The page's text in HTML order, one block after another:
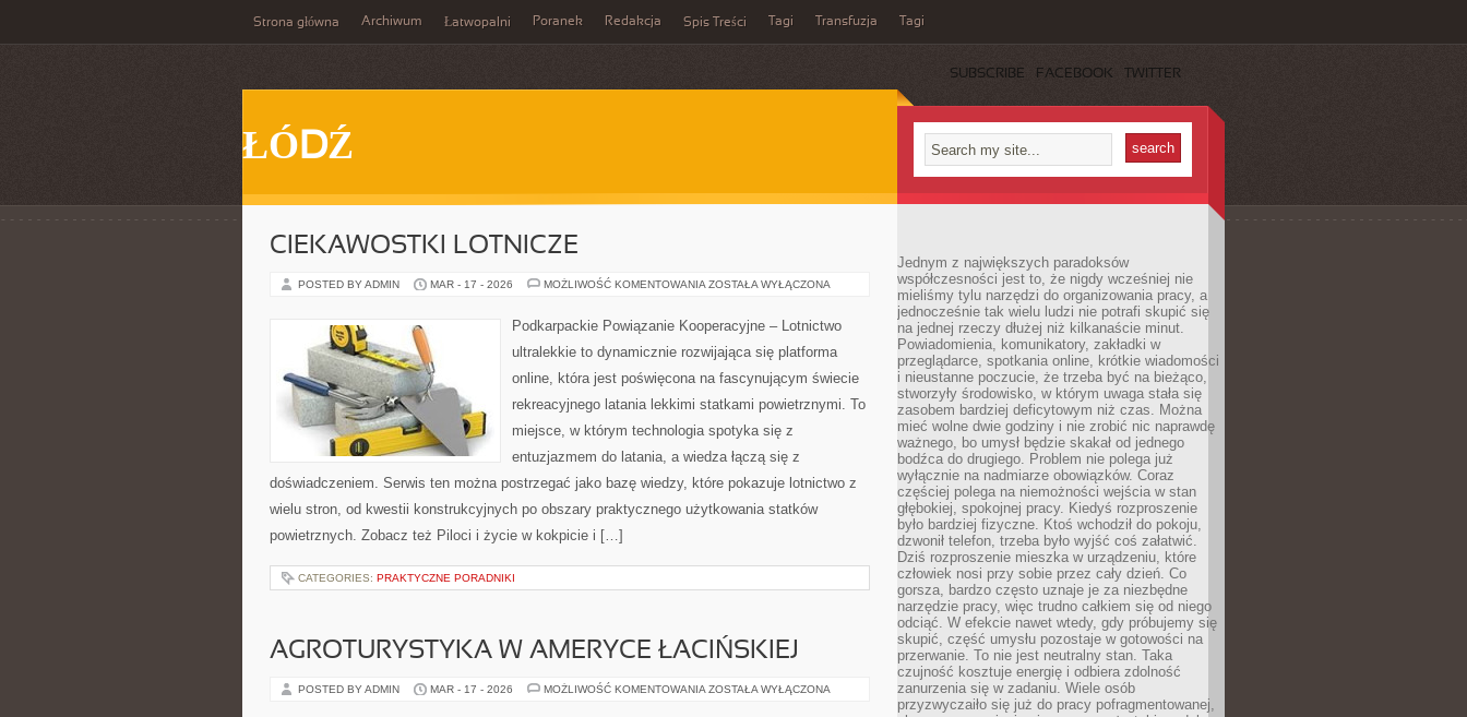
Strona główna Archiwum Łatwopalni Poranek Redakcja Spis Treści Tagi Transfuzja Tagi
SUBSCRIBE FACEBOOK TWITTER
ŁÓDŹ
CIEKAWOSTKI LOTNICZE
POSTED BY ADMIN MAR - 17 - 2026 MOŻLIWOŚĆ KOMENTOWANIA CIEKAWOSTKI
ZOSTAŁA WYŁĄCZONA
Podkarpackie Powiązanie Kooperacyjne – Lotnictwo
ultralekkie to dynamicznie rozwijająca się platforma
online, która jest poświęcona na fascynującym świecie
rekreacyjnego latania lekkimi statkami powietrznymi. To
miejsce, w którym technologia spotyka się z
entuzjazmem do latania, a wiedza łączą się z
doświadczeniem. Serwis ten można postrzegać jako bazę wiedzy, które pokazuje lotnictwo z
wielu stron, od kwestii konstrukcyjnych po obszary praktycznego użytkowania statków
powietrznych. Zobacz też Piloci i życie w kokpicie i […]
CATEGORIES: PRAKTYCZNE PORADNIKI
AGROTURYSTYKA W AMERYCE ŁACIŃSKIEJ
POSTED BY ADMIN MAR - 17 - 2026 MOŻLIWOŚĆ KOMENTOWANIA AGROTURYSTYKA
ZOSTAŁA WYŁĄCZONA
Jednym z największych paradoksów
współczesności jest to, że nigdy wcześniej nie
mieliśmy tylu narzędzi do organizowania pracy, a
jednocześnie tak wielu ludzi nie potrafi skupić się
na jednej rzeczy dłużej niż kilkanaście minut.
Powiadomienia, komunikatory, zakładki w
przeglądarce, spotkania online, krótkie wiadomości
i nieustanne poczucie, że trzeba być na bieżąco,
stworzyły środowisko, w którym uwaga stała się
zasobem bardziej deficytowym niż czas. Można
mieć wolne dwie godziny i nie zrobić nic naprawdę
ważnego, bo umysł będzie skakał od jednego
bodźca do drugiego. Problem nie polega już
wyłącznie na nadmiarze obowiązków. Coraz
częściej polega na niemożności wejścia w stan
głębokiej, spokojnej pracy. Kiedyś rozproszenie
było bardziej fizyczne. Ktoś wchodził do pokoju,
dzwonił telefon, trzeba było wyjść coś załatwić.
Dziś rozproszenie mieszka w urządzeniu, które
człowiek nosi przy sobie przez cały dzień. Co
gorsza, bardzo często uznaje je za niezbędne
narzędzie pracy, więc trudno całkiem się od niego
odciąć. W efekcie nawet wtedy, gdy próbujemy się
skupić, część umysłu pozostaje w gotowości na
przerwanie. To nie jest neutralny stan. Taka
czujność kosztuje energię i odbiera zdolność
zanurzenia się w zadaniu. Wiele osób
przyzwyczaiło się już do pracy pofragmentowanej,